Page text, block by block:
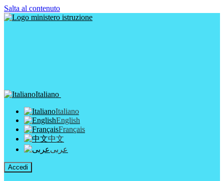
Salta al contenuto
Italiano
Italiano
English
Français
中文
عربى
Accedi